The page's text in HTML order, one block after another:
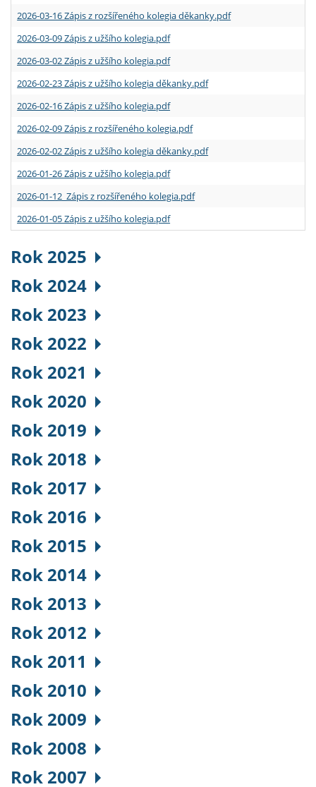
2026-03-16 Zápis z rozšířeného kolegia děkanky.pdf
2026-03-09 Zápis z užšího kolegia.pdf
2026-03-02 Zápis z užšího kolegia.pdf
2026-02-23 Zápis z užšího kolegia děkanky.pdf
2026-02-16 Zápis z užšího kolegia.pdf
2026-02-09 Zápis z rozšířeného kolegia.pdf
2026-02-02 Zápis z užšího kolegia děkanky.pdf
2026-01-26 Zápis z užšího kolegia.pdf
2026-01-12 Zápis z rozšířeného kolegia.pdf
2026-01-05 Zápis z užšího kolegia.pdf
Rok 2025
Rok 2024
Rok 2023
Rok 2022
Rok 2021
Rok 2020
Rok 2019
Rok 2018
Rok 2017
Rok 2016
Rok 2015
Rok 2014
Rok 2013
Rok 2012
Rok 2011
Rok 2010
Rok 2009
Rok 2008
Rok 2007